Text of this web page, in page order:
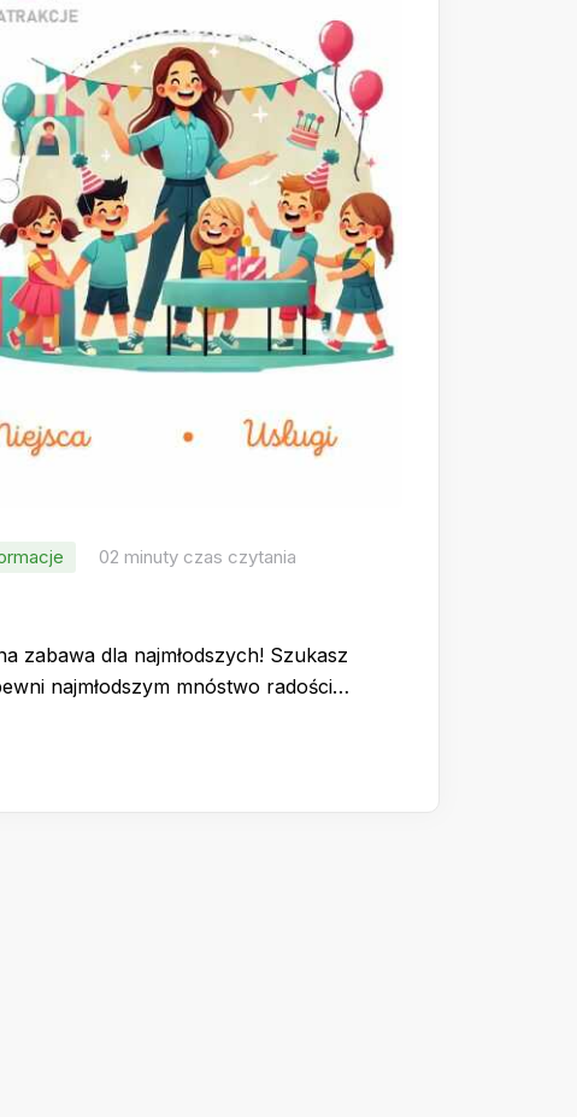
02 minuty czas czytania
zabawa dla najmłodszych! Szukasz
najmłodszym mnóstwo radości…